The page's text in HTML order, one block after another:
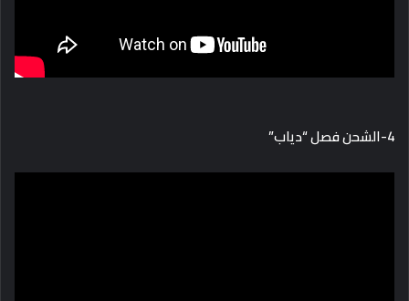
4-الشحن فصل “دياب”